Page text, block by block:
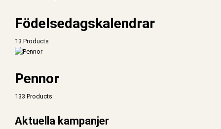
Födelsedagskalendrar
13 Products
Pennor
133 Products
Aktuella kampanjer